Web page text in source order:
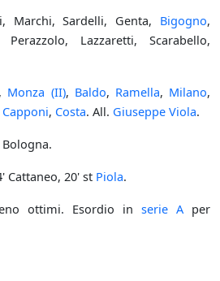
Marchi, Sardelli, Genta, Bigogno,
Lazzaretti, Scarabello,
, Monza (II), Baldo, Ramella, Milano,
Capponi, Costa. All. Giuseppe Viola.
Cattaneo, 20' st Piola.
ottimi. Esordio in serie A per